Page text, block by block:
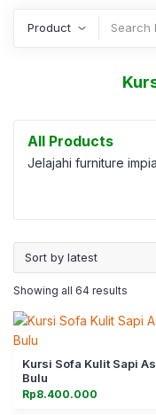
All Products
Jelajahi furniture
Showing all 64 results
Kursi Sofa Kulit Sapi
Bulu
Rp8.400.000